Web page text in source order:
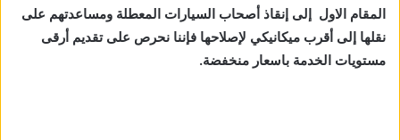
المقام الاول إلى إنقاذ أصحاب السيارات المعطلة ومساعدتهم على
نقلها إلى أقرب ميكانيكي لإصلاحها فإننا نحرص على تقديم أرقى
مستويات الخدمة باسعار منخفضة.